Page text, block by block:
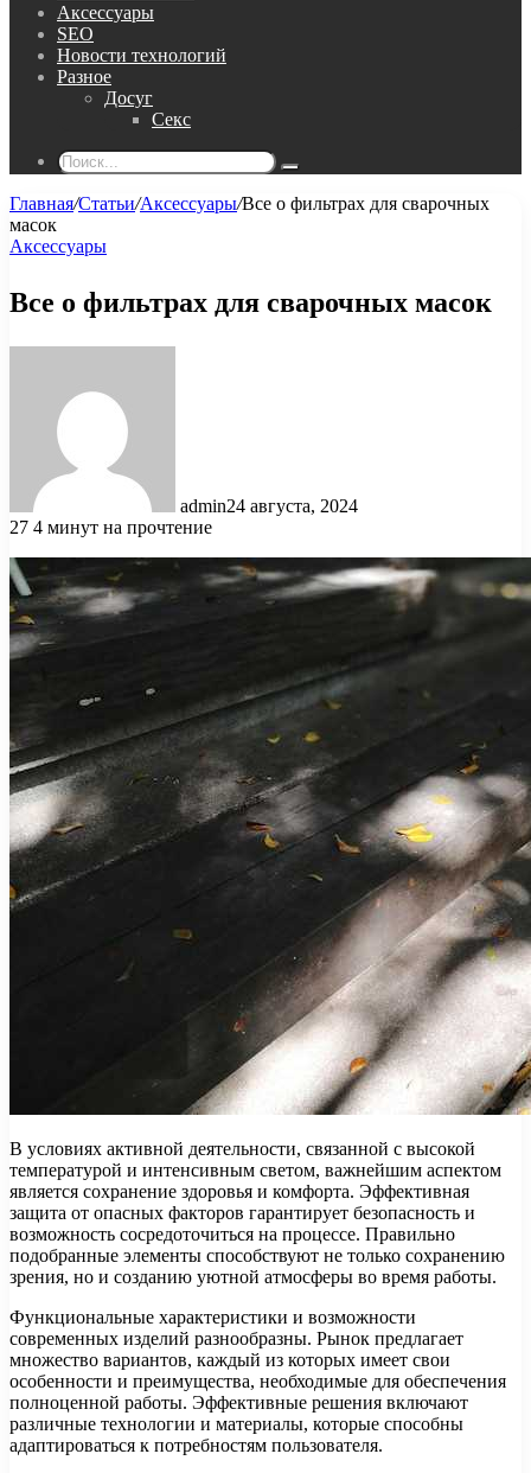
Аксессуары
SEO
Новости технологий
Разное
Досуг
Секс
Поиск...
Главная/Статьи/Аксессуары/Все о фильтрах для сварочных
масок
Аксессуары
Все о фильтрах для сварочных масок
admin24 августа, 2024
27 4 минут на прочтение
В условиях активной деятельности, связанной с высокой
температурой и интенсивным светом, важнейшим аспектом
является сохранение здоровья и комфорта. Эффективная
защита от опасных факторов гарантирует безопасность и
возможность сосредоточиться на процессе. Правильно
подобранные элементы способствуют не только сохранению
зрения, но и созданию уютной атмосферы во время работы.
Функциональные характеристики и возможности
современных изделий разнообразны. Рынок предлагает
множество вариантов, каждый из которых имеет свои
особенности и преимущества, необходимые для обеспечения
полноценной работы. Эффективные решения включают
различные технологии и материалы, которые способны
адаптироваться к потребностям пользователя.